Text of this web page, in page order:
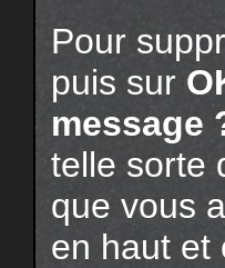
Pour
puis sur
message
telle sorte
que vous
en haut et